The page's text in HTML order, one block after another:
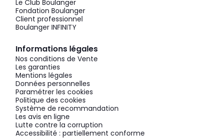
Le Club Boulanger
Fondation Boulanger
Client professionnel
Boulanger INFINITY
Informations légales
Nos conditions de Vente
Les garanties
Mentions légales
Données personnelles
Paramétrer les cookies
Politique des cookies
Système de recommandation
Les avis en ligne
Lutte contre la corruption
Accessibilité : partiellement conforme